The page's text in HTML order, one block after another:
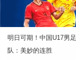
明日可期！中国U17男
队：美妙的连胜